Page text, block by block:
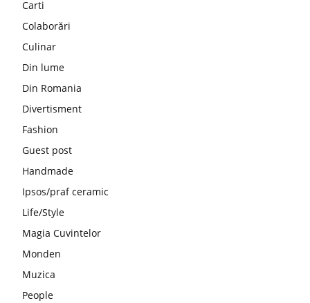
Carti
Colaborări
Culinar
Din lume
Din Romania
Divertisment
Fashion
Guest post
Handmade
Ipsos/praf ceramic
Life/Style
Magia Cuvintelor
Monden
Muzica
People